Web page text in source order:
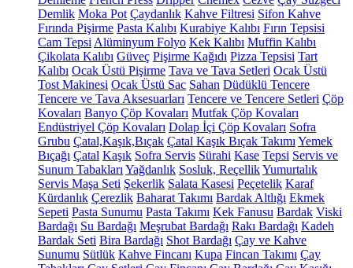
Demlik Moka Pot Çaydanlık Kahve Filtresi Sifon Kahve
Fırında Pişirme Pasta Kalıbı Kurabiye Kalıbı Fırın Tepsisi
Cam Tepsi Alüminyum Folyo Kek Kalıbı Muffin Kalıbı
Çikolata Kalıbı Güveç Pişirme Kağıdı Pizza Tepsisi Tart
Kalıbı Ocak Üstü Pişirme Tava ve Tava Setleri Ocak Üstü
Tost Makinesi Ocak Üstü Sac Sahan Düdüklü Tencere
Tencere ve Tava Aksesuarları Tencere ve Tencere Setleri Çöp
Kovaları Banyo Çöp Kovaları Mutfak Çöp Kovaları
Endüstriyel Çöp Kovaları Dolap İçi Çöp Kovaları Sofra
Grubu Çatal,Kaşık,Bıçak Çatal Kaşık Bıçak Takımı Yemek
Bıçağı Çatal Kaşık Sofra Servis Sürahi Kase Tepsi Servis ve
Sunum Tabakları Yağdanlık Sosluk, ReçellikYumurtalık
Servis Maşa Seti Şekerlik Salata Kasesi Peçetelik Karaf
Kürdanlık Çerezlik Baharat Takımı Bardak Altlığı Ekmek
Sepeti Pasta Sunumu Pasta Takımı Kek Fanusu Bardak Viski
Bardağı Su Bardağı Meşrubat Bardağı Rakı Bardağı Kadeh
Bardak Seti Bira Bardağı Shot Bardağı Çay ve Kahve
Sunumu Sütlük Kahve Fincanı Kupa Fincan Takımı Çay